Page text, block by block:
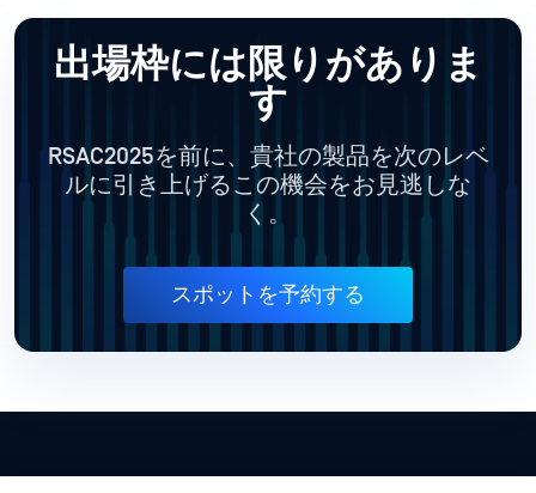
出場枠には限りがありま
す
RSAC2025を前に、貴社の製品を次のレベ
ルに引き上げるこの機会をお見逃しな
く。
スポットを予約する